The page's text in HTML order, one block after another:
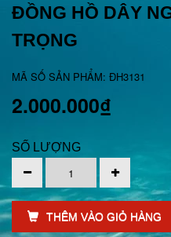
ĐỒNG HỒ DÂY
TRỌNG
MÃ SỐ SẢN PHẨM: ÐH3131
2.000.000₫
SỐ LƯỢNG
THÊM VÀO GIỎ HÀNG